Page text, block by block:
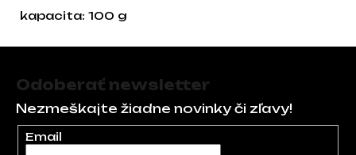
kapacita: 100 g
Odoberať newsletter
Nezmeškajte žiadne novinky či zľavy!
Email